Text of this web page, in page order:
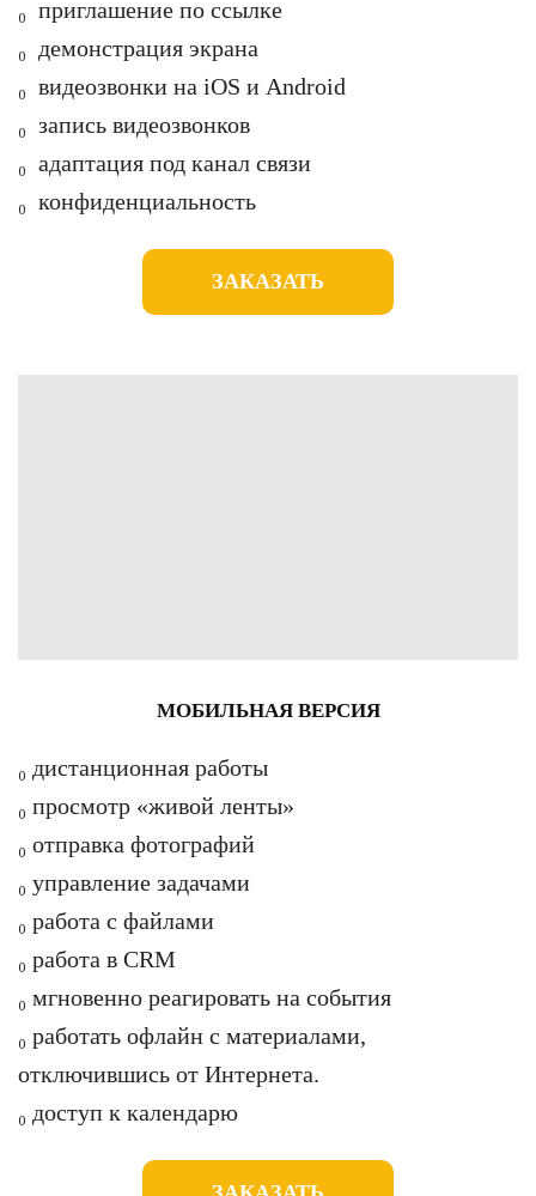
₀ приглашение по ссылке
₀ демонстрация экрана
₀ видеозвонки на iOS и Android
₀ запись видеозвонков
₀ адаптация под канал связи
₀ конфиденциальность
ЗАКАЗАТЬ
МОБИЛЬНАЯ ВЕРСИЯ
₀ дистанционная работы
₀ просмотр «живой ленты»
₀ отправка фотографий
₀ управление задачами
₀ работа с файлами
₀ работа в CRM
₀ мгновенно реагировать на события
₀ работать офлайн с материалами,
отключившись от Интернета.
₀ доступ к календарю